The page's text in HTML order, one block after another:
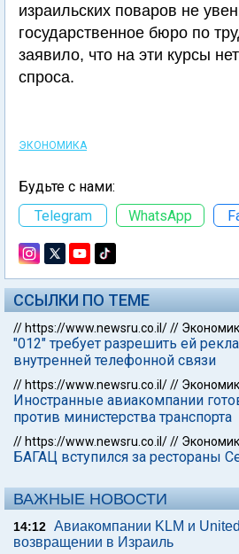
израильских поваров не
государственное бюро по
заявило, что на эти курсы
спроса.
ЭКОНОМИКА
Будьте с нами:
Telegram
WhatsApp
ССЫЛКИ ПО ТЕМЕ
// https://www.newsru.co.il///
"012" требует разрешить ей
внутренней телефонной связи
// https://www.newsru.co.il///
Иностранные авиакомпании
против министерства транспорта
// https://www.newsru.co.il///
БАГАЦ вступился за рестораны
ВАЖНЫЕ НОВОСТИ
14:12 Авиакомпании KLM и
возвращении в Израиль